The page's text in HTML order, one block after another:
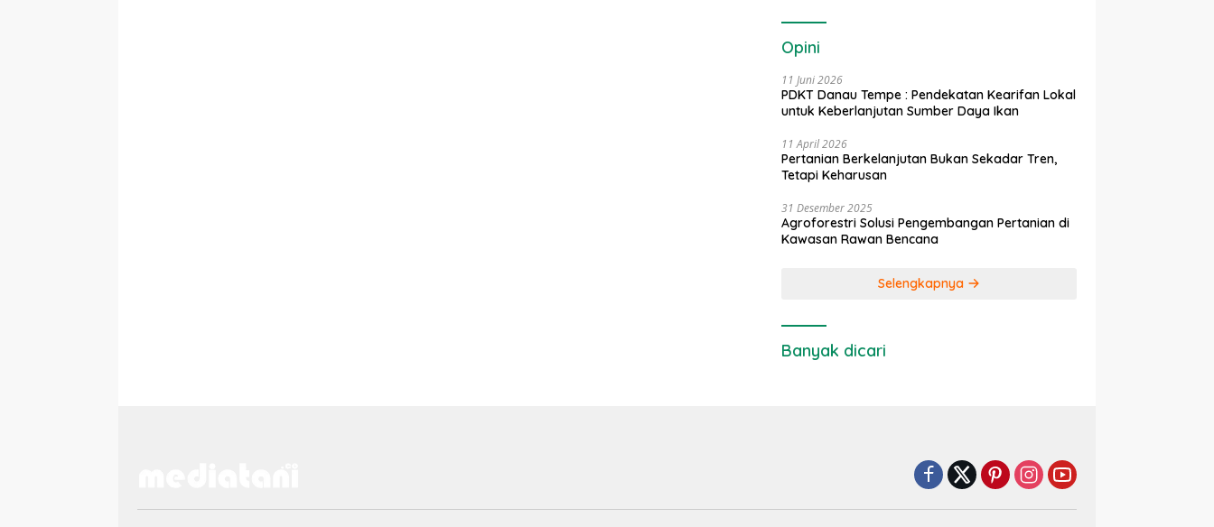
Opini
11 Juni 2026
PDKT Danau Tempe : Pendekatan Kearifan Lokal
untuk Keberlanjutan Sumber Daya Ikan
11 April 2026
Pertanian Berkelanjutan Bukan Sekadar Tren,
Tetapi Keharusan
31 Desember 2025
Agroforestri Solusi Pengembangan Pertanian di
Kawasan Rawan Bencana
Selengkapnya
Banyak dicari